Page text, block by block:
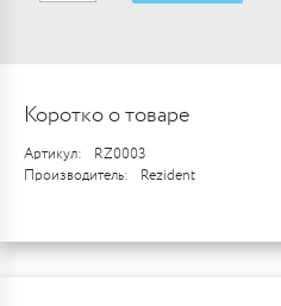
Коротко о товаре
Артикул:
RZ0003
Производитель:
Rezident